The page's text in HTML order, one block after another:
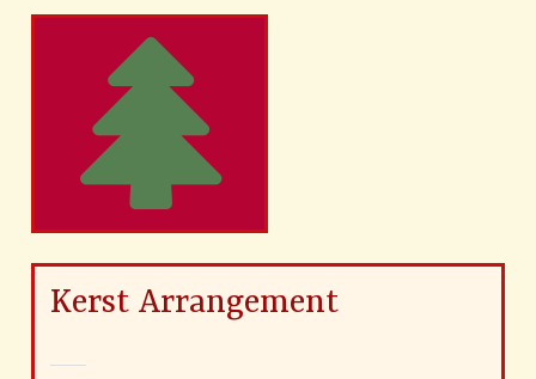
Kerst Arrangement